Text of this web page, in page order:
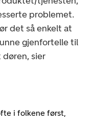
problemet.
det så enkelt at
gjenfortelle til
sier
i folkene først,